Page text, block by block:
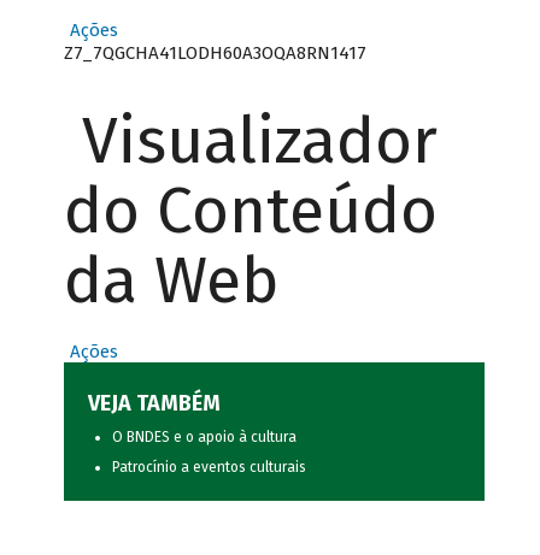
Ações
Z7_7QGCHA41LODH60A3OQA8RN1417
Visualizador
do Conteúdo
da Web
Ações
VEJA TAMBÉM
O BNDES e o apoio à cultura
Patrocínio a eventos culturais